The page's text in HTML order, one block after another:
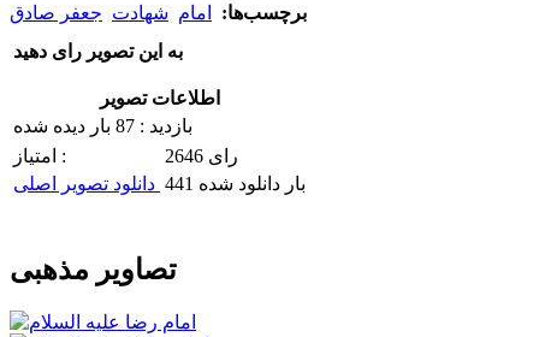
برچسب‌ها:
امام شهادت جعفر صادق
به این تصویر رای دهید
اطلاعات تصویر
بازدید : 87 بار دیده شده
امتیاز :
2646 رای